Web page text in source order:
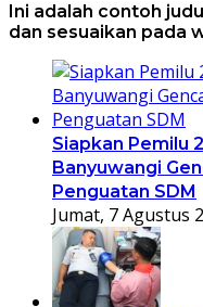
Ini adalah contoh
dan sesuaikan pada
Siapkan Pemilu
Banyuwangi
Penguatan SDM
Jumat, 7 Agustus